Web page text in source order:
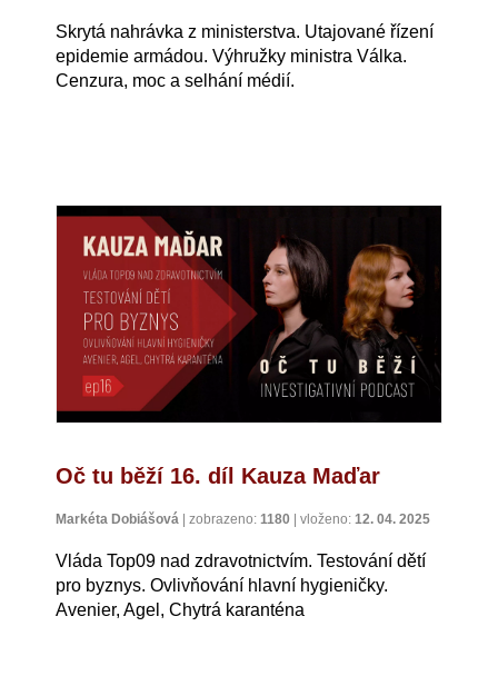
Skrytá nahrávka z ministerstva. Utajované řízení
epidemie armádou. Výhružky ministra Válka.
Cenzura, moc a selhání médií.
Oč tu běží 16. díl Kauza Maďar
Markéta Dobiášová zobrazeno: 1180 vloženo: 12. 04. 2025
Vláda Top09 nad zdravotnictvím. Testování dětí
pro byznys. Ovlivňování hlavní hygieničky.
Avenier, Agel, Chytrá karanténa